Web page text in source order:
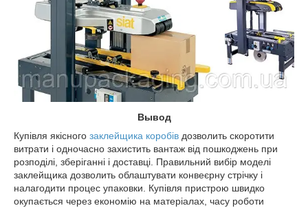
Вывод
Купівля якісного заклейщика коробів дозволить скоротити
витрати і одночасно захистить вантаж від пошкоджень при
розподілі, зберіганні і доставці. Правильний вибір моделі
заклейщика дозволить облаштувати конвеєрну стрічку і
налагодити процес упаковки. Купівля пристрою швидко
окупається через економію на матеріалах, часу роботи